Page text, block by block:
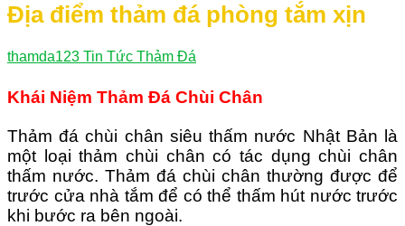
Địa điểm thảm đá phòng tắm xịn
thamda123 Tin Tức Thảm Đá
Khái Niệm Thảm Đá Chùi Chân
Thảm đá chùi chân siêu thấm nước Nhật Bản là
một loại thảm chùi chân có tác dụng chùi chân
thấm nước. Thảm đá chùi chân thường được để
trước cửa nhà tắm để có thể thấm hút nước trước
khi bước ra bên ngoài.